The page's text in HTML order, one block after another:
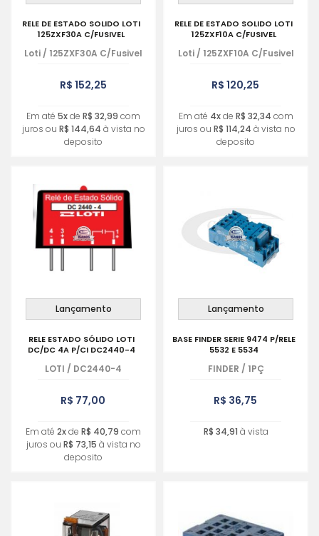
RELE DE ESTADO SOLIDO LOTI
125ZXF30A C/FUSIVEL
Loti / 125ZXF30A C/Fusivel
R$ 152,25
Em até 5xde R$ 32,99 com
juros ou R$ 144,64 à vista no
deposito
RELE DE ESTADO SOLIDO LOTI
125ZXF10A C/FUSIVEL
Loti / 125ZXF10A C/Fusivel
R$ 120,25
Em até 4xde R$ 32,34 com
juros ou R$ 114,24 à vista no
deposito
Lançamento
RELE ESTADO SÓLIDO LOTI
DC/DC 4A P/CI DC2440-4
LOTI / DC2440-4
R$ 77,00
Em até 2xde R$ 40,79 com
juros ou R$ 73,15 à vista no
deposito
Lançamento
BASE FINDER SERIE 9474 P/RELE
5532 E 5534
FINDER / 1PÇ
R$ 36,75
R$ 34,91 à vista